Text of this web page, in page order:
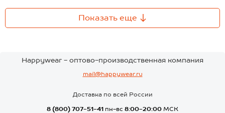
Показать еще
Happywear - оптово-производственная компания
mail@happywear.ru
Доставка по всей России
8 (800) 707-51-41 пн-вс 8:00-20:00 МСК